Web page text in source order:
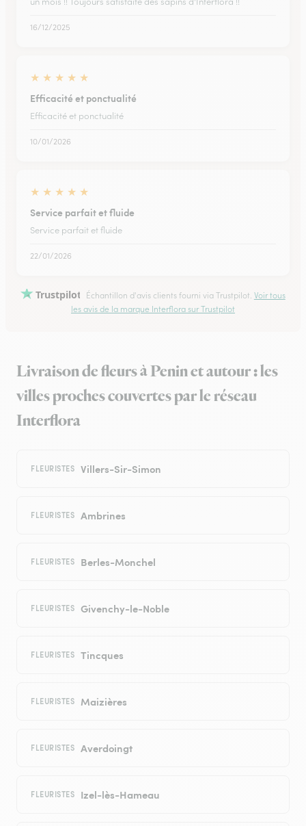
16/12/2025
★ ★ ★ ★ ★
Efficacité et ponctualité
Efficacité et ponctualité
10/01/2026
★ ★ ★ ★ ★
Service parfait et fluide
Service parfait et fluide
22/01/2026
Trustpilot Échantillon d'avis clients fourni via Trustpilot. Voir tous
les avis de la marque Interflora sur Trustpilot
Livraison de fleurs à Penin et autour : les
villes proches couvertes par le réseau
Interflora
FLEURISTES Villers-Sir-Simon
FLEURISTES Ambrines
FLEURISTES Berles-Monchel
FLEURISTES Givenchy-le-Noble
FLEURISTES Tincques
FLEURISTES Maizières
FLEURISTES Averdoingt
FLEURISTES Izel-lès-Hameau